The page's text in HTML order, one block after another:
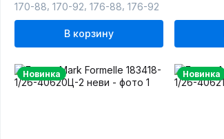
170-88 170-92 176-88 176-92
В корзину
Новинка Новинка